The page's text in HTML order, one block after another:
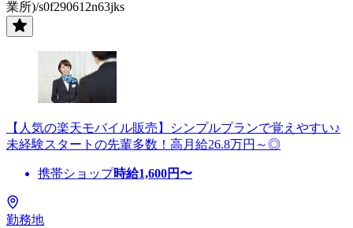
業所)/s0f290612n63jks
【人気の楽天モバイル販売】シンプルプランで覚えやすい♪
未経験スタートの先輩多数！高月給26.8万円～◎
携帯ショップ時給1,600円〜
勤務地